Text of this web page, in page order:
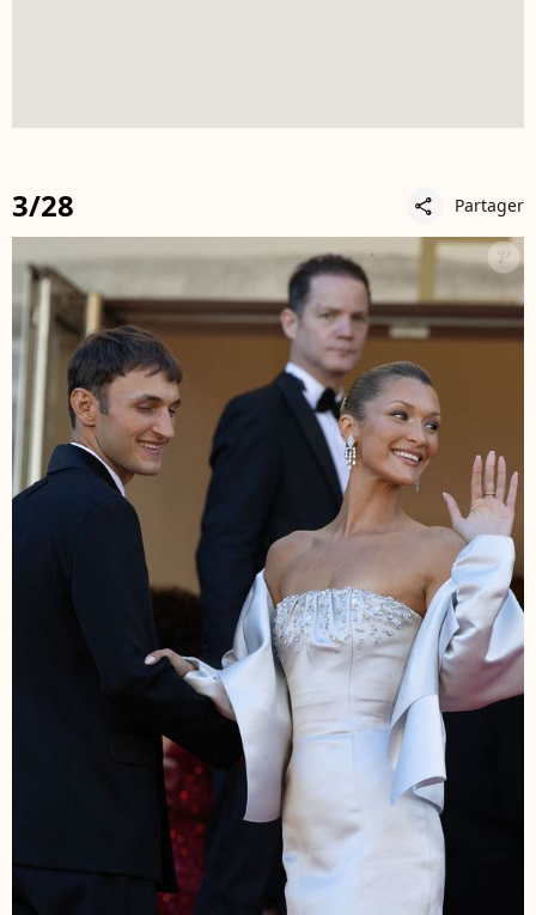
3/28 share Partager